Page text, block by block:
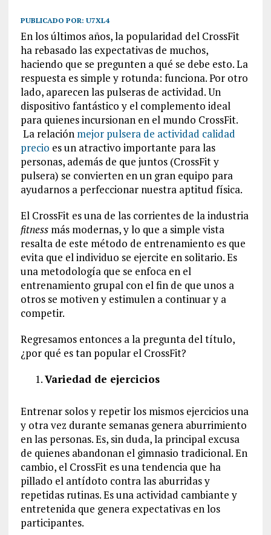
PUBLICADO POR: U7XL4
En los últimos años, la popularidad del CrossFit
ha rebasado las expectativas de muchos,
haciendo que se pregunten a qué se debe esto. La
respuesta es simple y rotunda: funciona. Por otro
lado, aparecen las pulseras de actividad. Un
dispositivo fantástico y el complemento ideal
para quienes incursionan en el mundo CrossFit.
La relación mejor pulsera de actividad calidad
precio es un atractivo importante para las
personas, además de que juntos (CrossFit y
pulsera) se convierten en un gran equipo para
ayudarnos a perfeccionar nuestra aptitud física.
El CrossFit es una de las corrientes de la industria
fitnessmás modernas, y lo que a simple vista
resalta de este método de entrenamiento es que
evita que el individuo se ejercite en solitario. Es
una metodología que se enfoca en el
entrenamiento grupal con el fin de que unos a
otros se motiven y estimulen a continuar y a
competir.
Regresamos entonces a la pregunta del título,
¿por qué es tan popular el CrossFit?
Variedad de ejercicios
Entrenar solos y repetir los mismos ejercicios una
y otra vez durante semanas genera aburrimiento
en las personas. Es, sin duda, la principal excusa
de quienes abandonan el gimnasio tradicional. En
cambio, el CrossFit es una tendencia que ha
pillado el antídoto contra las aburridas y
repetidas rutinas. Es una actividad cambiante y
entretenida que genera expectativas en los
participantes.